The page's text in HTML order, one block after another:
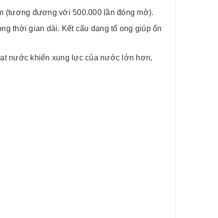
(tương đương với 500.000 lần đóng mở).
thời gian dài. Kết cấu dạng tổ ong giúp ổn
nước khiến xung lực của nước lớn hơn,